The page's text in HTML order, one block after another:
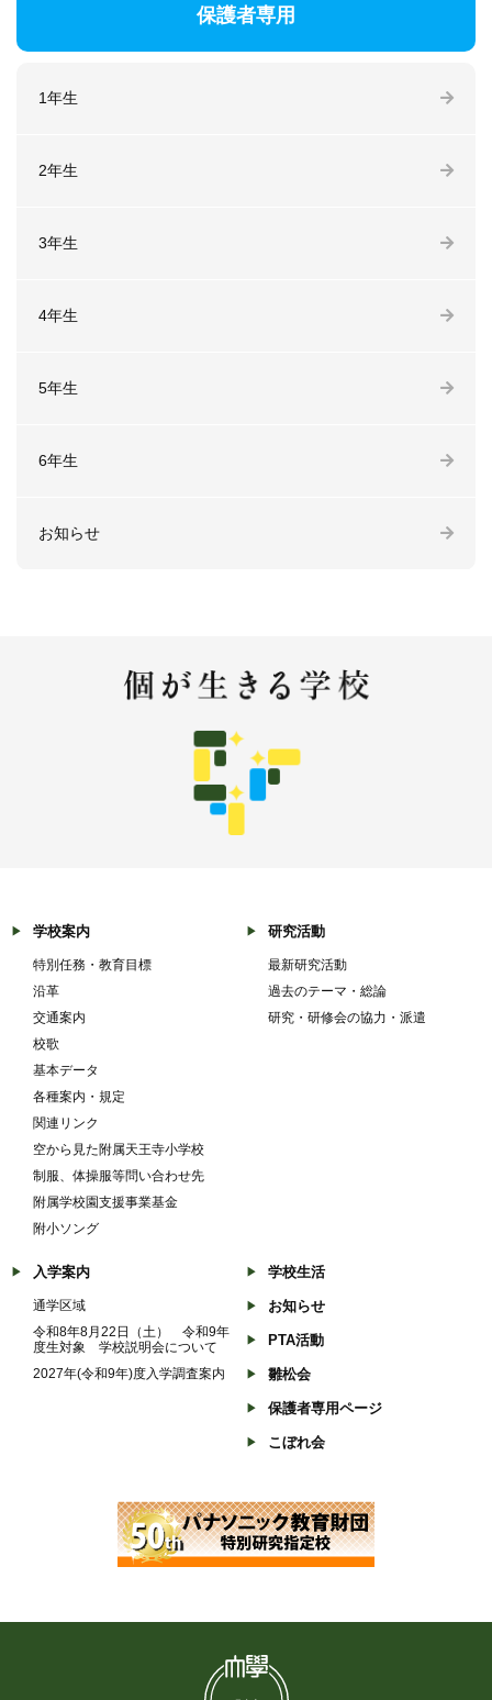
保護者専用
1年生
2年生
3年生
4年生
5年生
6年生
お知らせ
学校案内
特別任務・教育目標
沿革
交通案内
校歌
基本データ
各種案内・規定
関連リンク
空から見た附属天王寺小学校
制服、体操服等問い合わせ先
附属学校園支援事業基金
附小ソング
研究活動
最新研究活動
過去のテーマ・総論
研究・研修会の協力・派遣
入学案内
通学区域
令和8年8月22日（土） 令和9年
度生対象 学校説明会について
2027年(令和9年)度入学調査案内
学校生活
お知らせ
PTA活動
雛松会
保護者専用ページ
こぼれ会